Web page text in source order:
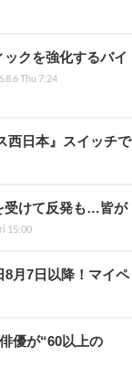
ックを強化するバイ
Thu 7:24
西日本』スイッチで
受けて反発も…皆が
15:00
月7日以降！マイペ
優が“60以上の